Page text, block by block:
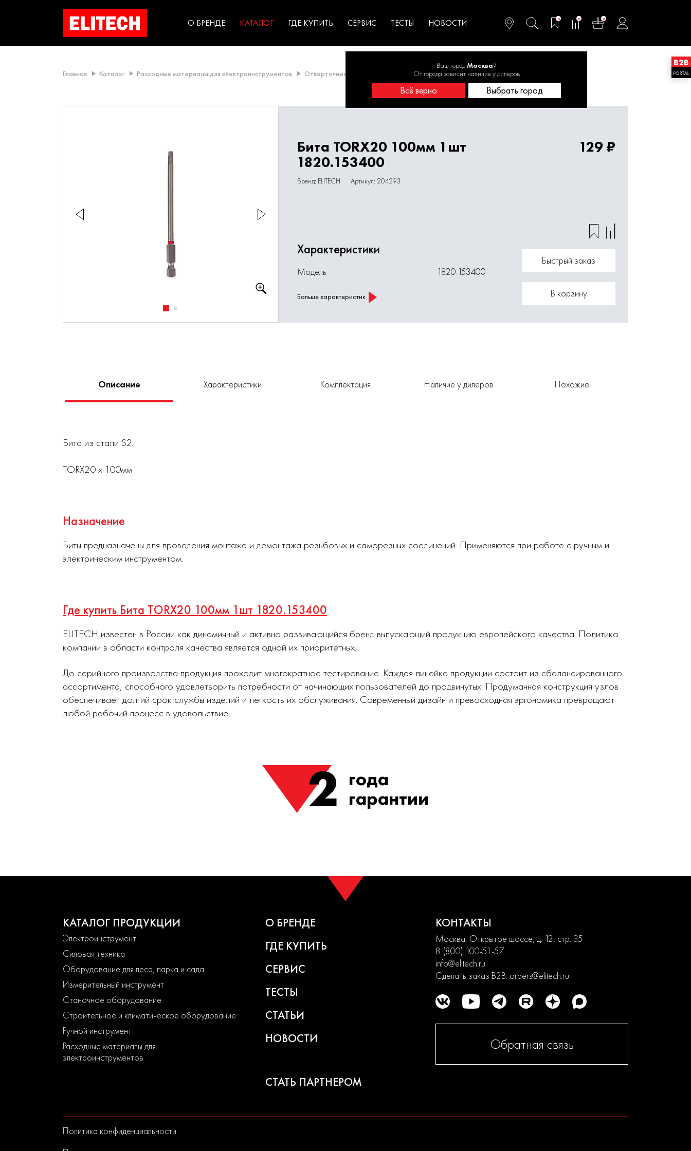
О БРЕНДЕ КАТАЛОГ садоводства
ГДЕ КУПИТЬ СЕРВИС ТЕСТЫ НОВОСТИ 0 0 0
Ваш городМосква?
От города зависит наличие у дилеров
Всё верно Выбрать город
Главная Каталог Расходные материалы для электроинструментов Отверточные насадки Бита TORX20 100мм 1шт 1820.153400
Бита TORX20 100мм 1шт
1820.153400
Бренд: ELITECH Артикул: 204293
129 ₽
Характеристики
Модель 1820.153400
Больше характеристик
Быстрый заказ
В корзину
Описание Характеристики Комплектация Наличие у дилеров Похожие
Бита из стали S2:
TORX20 х 100мм
Назначение
Биты предназначены для проведения монтажа и демонтажа резьбовых и саморезных соединений. Применяются при работе с ручным и
электрическим инструментом.
Где купить Бита TORX20 100мм 1шт 1820.153400
ELITECH известен в России как динамичный и активно развивающийся бренд выпускающий продукцию европейского качества. Политика
компании в области контроля качества является одной их приоритетных.
До серийного производства продукция проходит многократное тестирование. Каждая линейка продукции состоит из сбалансированного
ассортимента, способного удовлетворить потребности от начинающих пользователей до продвинутых. Продуманная конструкция узлов
обеспечивает долгий срок службы изделий и легкость их обслуживания. Современный дизайн и превосходная эргономика превращают
любой рабочий процесс в удовольствие.
2 года
гарантии
КАТАЛОГ ПРОДУКЦИИ
Электроинструмент
Силовая техника
Оборудование для леса, парка и сада
Измерительный инструмент
Станочное оборудование
Строительное и климатическое оборудование
Ручной инструмент
Расходные материалы для
электроинструментов
О БРЕНДЕ
ГДЕ КУПИТЬ
СЕРВИС
ТЕСТЫ
СТАТЬИ
НОВОСТИ
СТАТЬ ПАРТНЕРОМ
КОНТАКТЫ
Москва, Открытое шоссе, д. 12, стр. 35
8 (800) 100-51-57
info@elitech.ru
Сделать заказ B2B: orders@elitech.ru
Обратная связь
Политика конфиденциальности